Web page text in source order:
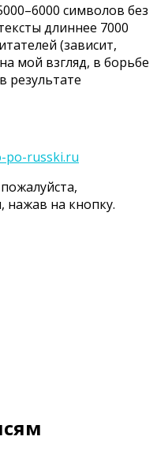
символов без
длиннее 7000
(зависит,
мой взгляд, в борьбе
результате
po-russki.ru
нажав на кнопку.